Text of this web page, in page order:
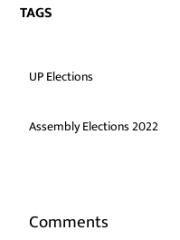
TAGS
UP Elections
Assembly Elections 2022
Comments